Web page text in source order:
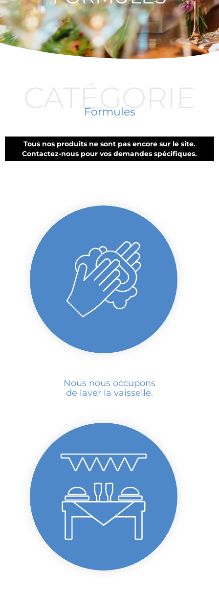
CATÉGORIE
Formules
Tous nos produits ne sont pas encore sur le site.
Contactez-nous pour vos demandes spécifiques.
Nous nous occupons
de laver la vaisselle.